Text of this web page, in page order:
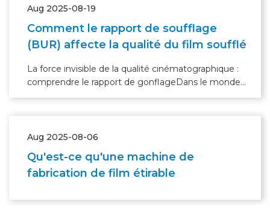
Aug 2025-08-19
Comment le rapport de soufflage
(BUR) affecte la qualité du film soufflé
La force invisible de la qualité cinématographique :
comprendre le rapport de gonflage​Dans le monde
complexe de la production de films soufflés, où les
Aug 2025-08-06
Qu'est-ce qu'une machine de
fabrication de film étirable